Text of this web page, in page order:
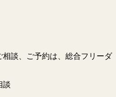
談、ご予約は、総合フリーダ
談